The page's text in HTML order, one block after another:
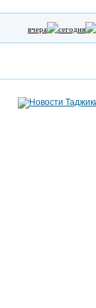
вчера сегодня